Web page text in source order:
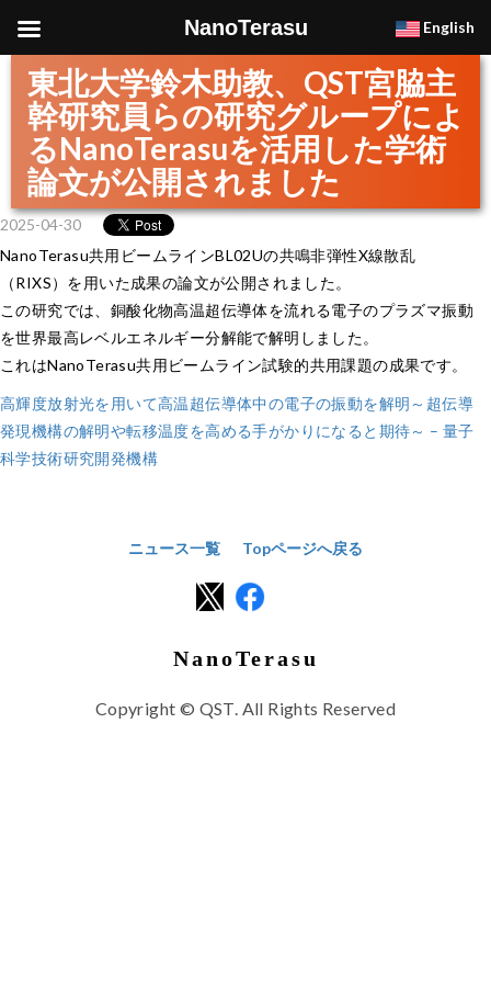
東北大学鈴木助教、QST宮脇主
幹研究員らの研究グループによ
るNanoTerasuを活用した学術
論文が公開されました
2025-04-30
NanoTerasu共用ビームラインBL02Uの共鳴非弾性X線散乱
（RIXS）を用いた成果の論文が公開されました。
この研究では、銅酸化物高温超伝導体を流れる電子のプラズマ振動
を世界最高レベルエネルギー分解能で解明しました。
これはNanoTerasu共用ビームライン試験的共用課題の成果です。
高輝度放射光を用いて高温超伝導体中の電子の振動を解明～超伝導
発現機構の解明や転移温度を高める手がかりになると期待～ – 量子
科学技術研究開発機構
ニュース一覧 Topページへ戻る
NanoTerasu
Copyright © QST. All Rights Reserved
NanoTerasu English